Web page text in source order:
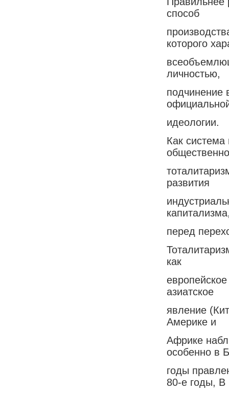
способ
которого
личностью,
подчинение
идеологии.
Как система
развития
перед
как
азиатское
явление
Америке и
Африке
особенно в
годы
80-е годы, В